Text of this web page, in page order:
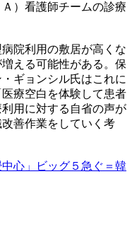
）看護師チームの診療
院利用の敷居が高くな
える可能性がある。保
ギョンシル氏はこれに
療空白を体験して患者
用に対する自省の声が
善作業をしていく考
心」ビッグ５急ぐ＝韓